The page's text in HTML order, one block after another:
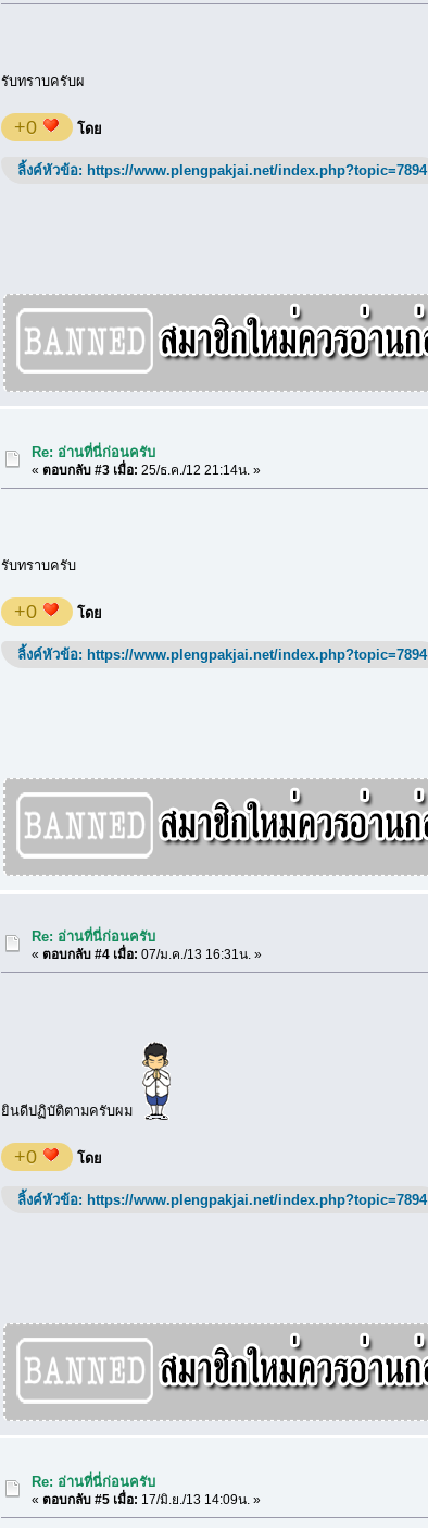
รับทราบครับผ
+0 โดย
ลิ้งค์หัวข้อ: https://www.plengpakjai.net/index.php?topic=7894
Re: อ่านที่นี่ก่อนครับ
«ตอบกลับ #3 เมื่อ: 25/ธ.ค./12 21:14น. »
รับทราบครับ
+0 โดย
ลิ้งค์หัวข้อ: https://www.plengpakjai.net/index.php?topic=7894
Re: อ่านที่นี่ก่อนครับ
«ตอบกลับ #4 เมื่อ: 07/ม.ค./13 16:31น. »
ยินดีปฏิบัติตามครับผม
+0 โดย
ลิ้งค์หัวข้อ: https://www.plengpakjai.net/index.php?topic=7894
Re: อ่านที่นี่ก่อนครับ
«ตอบกลับ #5 เมื่อ: 17/มิ.ย./13 14:09น. »